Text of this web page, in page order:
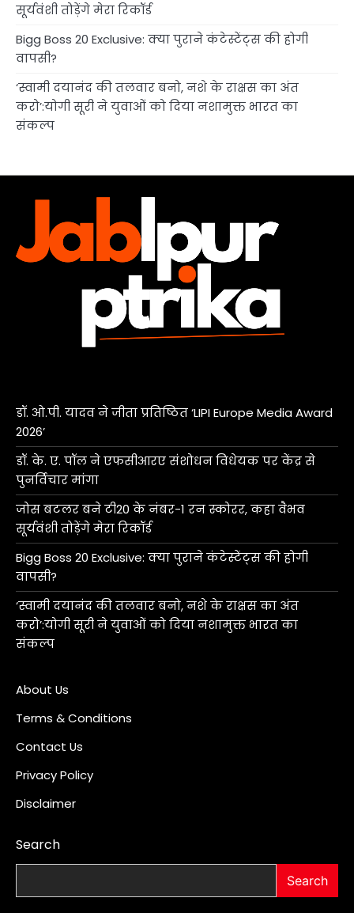
सूर्यवंशी तोड़ेंगे मेरा रिकॉर्ड
Bigg Boss 20 Exclusive: क्या पुराने कंटेस्टेंट्स की होगी
वापसी?
‘स्वामी दयानंद की तलवार बनो, नशे के राक्षस का अंत
करो’:योगी सूरी ने युवाओं को दिया नशामुक्त भारत का
संकल्प
डॉ. ओ.पी. यादव ने जीता प्रतिष्ठित ‘LIPI Europe Media Award
2026’
डॉ. के. ए. पॉल ने एफसीआरए संशोधन विधेयक पर केंद्र से
पुनर्विचार मांगा
जोस बटलर बने टी20 के नंबर-1 रन स्कोरर, कहा वैभव
सूर्यवंशी तोड़ेंगे मेरा रिकॉर्ड
Bigg Boss 20 Exclusive: क्या पुराने कंटेस्टेंट्स की होगी
वापसी?
‘स्वामी दयानंद की तलवार बनो, नशे के राक्षस का अंत
करो’:योगी सूरी ने युवाओं को दिया नशामुक्त भारत का
संकल्प
About Us
Terms & Conditions
Contact Us
Privacy Policy
Disclaimer
Search
Search